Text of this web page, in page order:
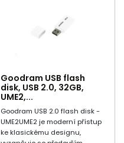
Goodram USB flash
disk, USB 2.0, 32GB,
UME2,...
Goodram USB 2.0 flash disk -
UME2UME2 je moderní přístup
ke klasickému designu,